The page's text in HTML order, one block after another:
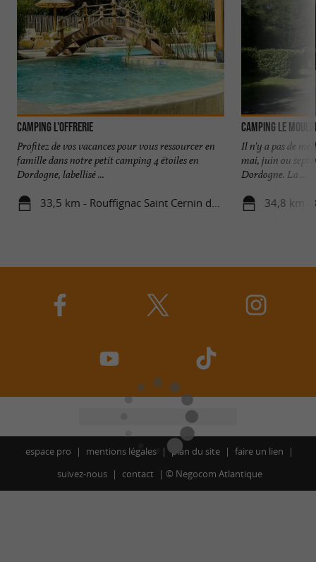
Camping L'Offrerie
Profitez de vos vacances pour vous ressourcer en
famille dans notre petit camping 4 étoiles en
Dordogne, labellisé ...
33,5 km - Rouffignac Saint Cernin de Reilhac
Camping Le
Il n'y a pas de
mai, juin ou
Dordogne. La ...
34,8 km -
espace pro mentions légales plan du site
faire un lien
suivez-nous
contact © Negocom Atlantique